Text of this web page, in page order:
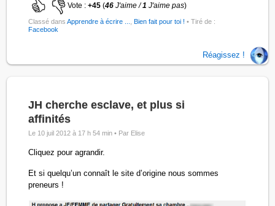
Vote :+45 (46J'aime /1 J'aime pas)
Classé dansApprendre à écrire ... ,Bien fait pour toi ! • Tiré de :
Facebook
Réagissez !
JH cherche esclave, et plus si
affinités
Le 10 juil 2012 à 17 h 54 min • Par Elise
Cliquez pour agrandir.
Et si quelqu’un connaît le site d’origine nous sommes
preneurs !